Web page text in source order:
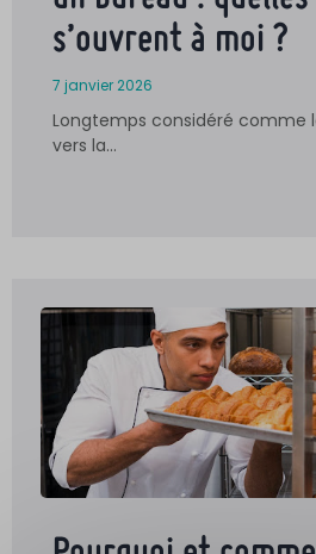
s’ouvrent à moi ?
7 janvier 2026
Longtemps considéré comme
vers la…